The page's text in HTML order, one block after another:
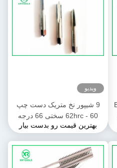
ویدیو
9 شیپور نخ متریک دست چپ
60 - 62hrc سختی 66 درجه
زاویه نخ
بهترین قیمت رو بدست بیار